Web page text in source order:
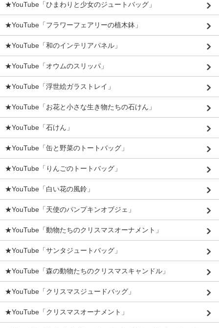
★YouTube「ひまわりと少女のジュートバッグ」
★YouTube「フラワーフェアリーの植木鉢」
★YouTube「和のインテリアパネル」
★YouTube「オウムのスリッパ」
★YouTube「浮世絵ガラストレイ」
★YouTube「お花と小さな生き物たちの石けん」
★YouTube「石けん」
★YouTube「缶と野菜のトートバッグ」
★YouTube「りんごのトートバッグ」
★YouTube「白い花の風鈴」
★YouTube「天使のパンプキンオブジェ」
★YouTube「動物たちのクリスマスオーナメント」
★YouTube「サンタジュートバッグ」
★YouTube「森の動物たちのクリスマスキャンドル」
★YouTube「クリスマスジュードバッグ」
★YouTube「クリスマスオーナメント」